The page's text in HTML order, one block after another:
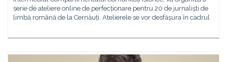
serie de ateliere online de perfecționare pentru 20 de jurnaliști de
limbă română de la Cernăuți. Atelierele se vor desfășura în cadrul